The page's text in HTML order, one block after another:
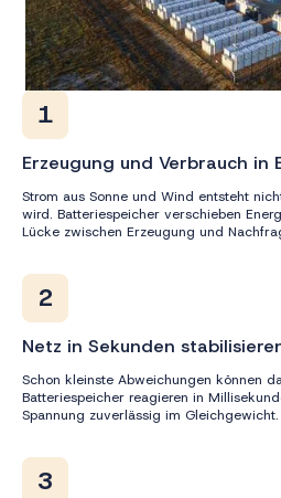
1
Erzeugung und Verbrauch in
Strom aus Sonne und Wind entsteht
wird. Batteriespeicher verschieben
Lücke zwischen Erzeugung und
2
Netz in Sekunden
Schon kleinste Abweichungen können
Batteriespeicher reagieren in
Spannung zuverlässig im Gleichgewicht.
3